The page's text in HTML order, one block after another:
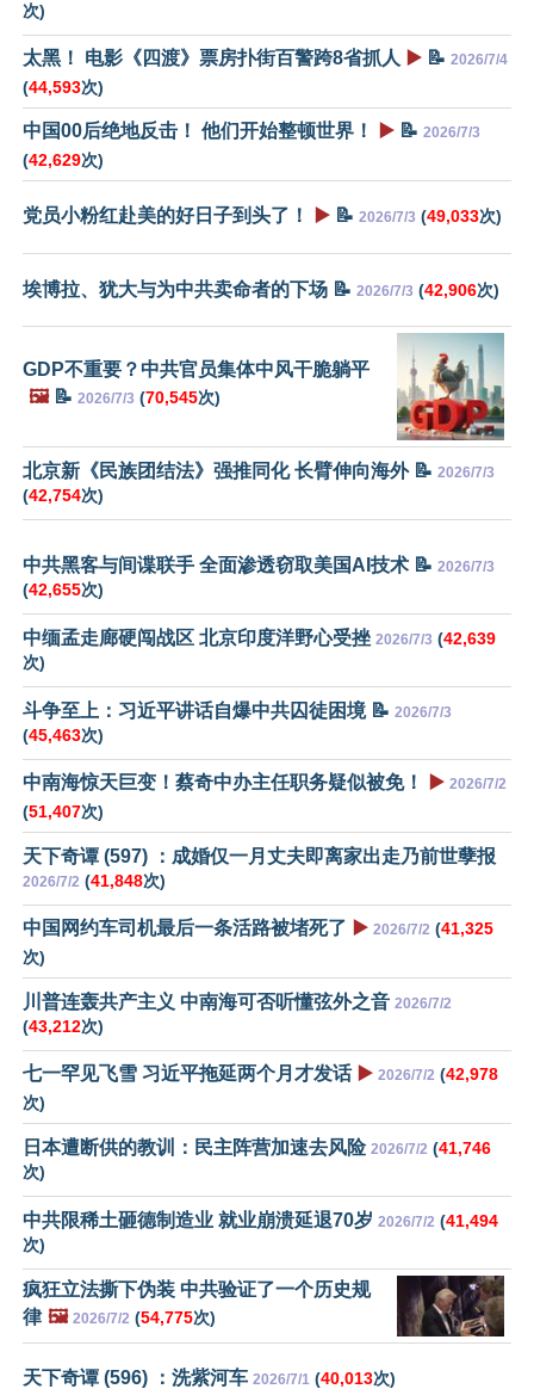
次)
太黑！ 电影《四渡》票房扑街百警跨8省抓人 ▶️ 📝 2026/7/4
(44,593次)
中国00后绝地反击！ 他们开始整顿世界！ ▶️ 📝 2026/7/3
(42,629次)
党员小粉红赴美的好日子到头了！ ▶️ 📝 2026/7/3 (49,033次)
埃博拉、犹大与为中共卖命者的下场 📝 2026/7/3 (42,906次)
GDP不重要？中共官员集体中风干脆躺平
🖼️📝 2026/7/3 (70,545次)
北京新《民族团结法》强推同化 长臂伸向海外 📝 2026/7/3
(42,754次)
中共黑客与间谍联手 全面渗透窃取美国AI技术 📝 2026/7/3
(42,655次)
中缅孟走廊硬闯战区 北京印度洋野心受挫 2026/7/3 (42,639
次)
斗争至上：习近平讲话自爆中共囚徒困境 📝 2026/7/3
(45,463次)
中南海惊天巨变！蔡奇中办主任职务疑似被免！ ▶️ 2026/7/2
(51,407次)
天下奇谭 (597) ：成婚仅一月丈夫即离家出走乃前世孽报
2026/7/2 (41,848次)
中国网约车司机最后一条活路被堵死了 ▶️ 2026/7/2 (41,325
次)
川普连轰共产主义 中南海可否听懂弦外之音 2026/7/2
(43,212次)
七一罕见飞雪 习近平拖延两个月才发话 ▶️ 2026/7/2 (42,978
次)
日本遭断供的教训：民主阵营加速去风险 2026/7/2 (41,746
次)
中共限稀土砸德制造业 就业崩溃延退70岁 2026/7/2 (41,494
次)
疯狂立法撕下伪装 中共验证了一个历史规
律 🖼️ 2026/7/2 (54,775次)
天下奇谭 (596) ：洗紫河车 2026/7/1 (40,013次)